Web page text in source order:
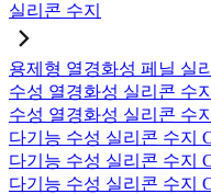
실리콘 수지
용제형 열경화성 페닐 실
수성 열경화성 실리콘 수
수성 열경화성 실리콘 수
다기능 수성 실리콘 수지
다기능 수성 실리콘 수지
다기능 수성 실리콘 수지